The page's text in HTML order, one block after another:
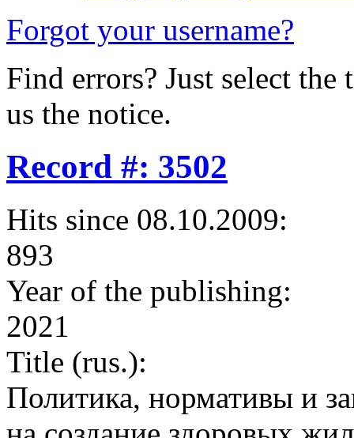
Forgot your username?
Find errors? Just select
us the notice.
Record #: 3502
Hits since 08.10.2009:
893
Year of the publishing:
2021
Title (rus.):
Политика, нормативы и